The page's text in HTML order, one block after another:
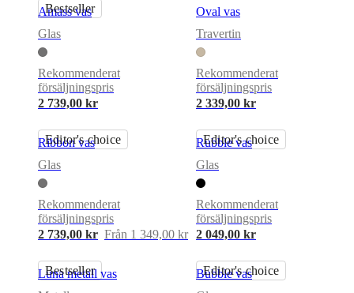
Bestseller
Amass vas
Glas
Rekommenderat
försäljningspris
2 739,00 kr
Oval vas
Travertin
Rekommenderat
försäljningspris
2 339,00 kr
Editor's choice
Ribbon vas
Glas
Rekommenderat
försäljningspris
2 739,00 kr Från 1 349,00 kr
Editor's choice
Rubble vas
Glas
Rekommenderat
försäljningspris
2 049,00 kr
Bestseller
Luna metall vas
Editor's choice
Bubble vas